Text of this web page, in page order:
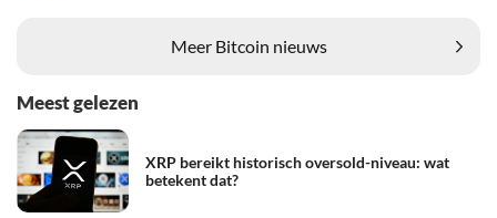
Meer Bitcoin nieuws
Meest gelezen
XRP bereikt historisch oversold-niveau: wat
betekent dat?